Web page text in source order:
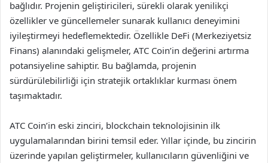
bağlıdır. Projenin geliştiricileri, sürekli olarak yenilikçi
özellikler ve güncellemeler sunarak kullanıcı deneyimini
iyileştirmeyi hedeflemektedir. Özellikle DeFi (Merkeziyetsiz
Finans) alanındaki gelişmeler, ATC Coin’in değerini artırma
potansiyeline sahiptir. Bu bağlamda, projenin
sürdürülebilirliği için stratejik ortaklıklar kurması önem
taşımaktadır.
ATC Coin’in eski zinciri, blockchain teknolojisinin ilk
uygulamalarından birini temsil eder. Yıllar içinde, bu zincirin
üzerinde yapılan geliştirmeler, kullanıcıların güvenliğini ve